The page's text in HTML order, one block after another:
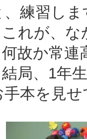
、練習しま
これが、
何故か常
結局、1年
手本を見